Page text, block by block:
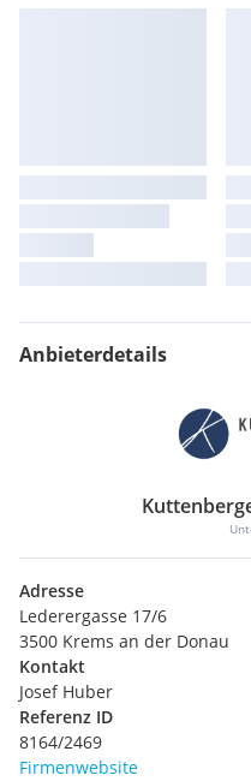
Anbieterdetails
Adresse
Lederergasse 17/6
3500 Krems an der Donau
Kontakt
Josef Huber
Referenz ID
8164/2469
Firmenwebsite